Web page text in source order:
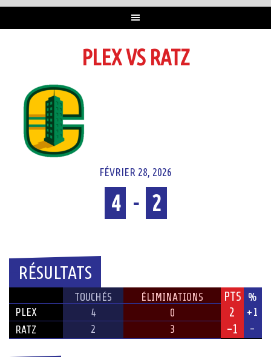
PLEX VS RATZ
FÉVRIER 28, 2026
4 - 2
RÉSULTATS
TOUCHÉS ÉLIMINATIONS PTS
%
PLEX
4 0 2
+1
RATZ
2 3 -1 -